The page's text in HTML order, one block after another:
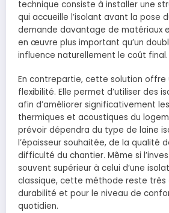
technique consiste à installer une
qui accueille l’isolant avant la pose
demande davantage de matériaux
en œuvre plus important qu’un
influence naturellement le coût final.
En contrepartie, cette solution offre
flexibilité. Elle permet d’utiliser des
afin d’améliorer significativement
thermiques et acoustiques du
prévoir dépendra du type de laine
l’épaisseur souhaitée, de la qualité
difficulté du chantier. Même si
souvent supérieur à celui d’une
classique, cette méthode reste très
durabilité et pour le niveau de
quotidien.